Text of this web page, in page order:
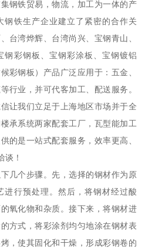
钢铁贸易，物流，加工为一体的产
钢铁生产企业建立了紧密的合作关
台湾烨辉、台湾尚兴、宝钢青山、
钢彩钢板、宝钢彩涂板、宝钢镀铝
彩钢板）产品广泛应用于：五金、
行业，并可代客加工、配送服务。
让我们立足于上海地区市场并于全
承系统两家配套工厂，瓦型能加工
的是一站式配套服务，效率更高、
谈！
几个步骤。先，选择的钢材作为原
进行预处理。然后，将钢材经过酸
氧化物和杂质。接下来，将钢材进
方式，将彩涂剂均匀地涂在钢材表
，使其固化和干燥，形成彩钢卷的